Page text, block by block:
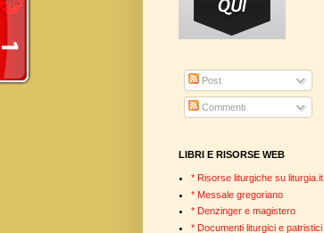
Post
Commenti
LIBRI E RISORSE WEB
* Risorse liturgiche su liturgia.it
* Messale gregoriano
* Denzinger e magistero
* Documenti liturgici e patristici